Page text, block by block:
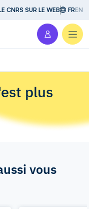
CNRS SUR LE WEB FREN
plus
vous